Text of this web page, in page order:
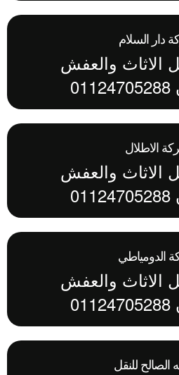
السلام
والعفش
الاطلال
والعفش
والعفش
للنقل